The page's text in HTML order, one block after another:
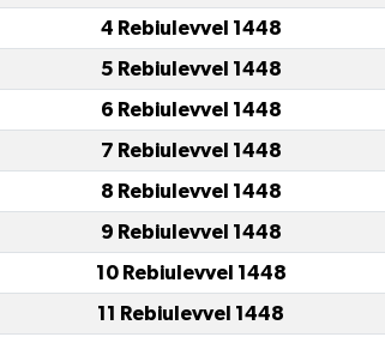
4 Rebiulevvel 1448
5 Rebiulevvel 1448
6 Rebiulevvel 1448
7 Rebiulevvel 1448
8 Rebiulevvel 1448
9 Rebiulevvel 1448
10 Rebiulevvel 1448
11 Rebiulevvel 1448